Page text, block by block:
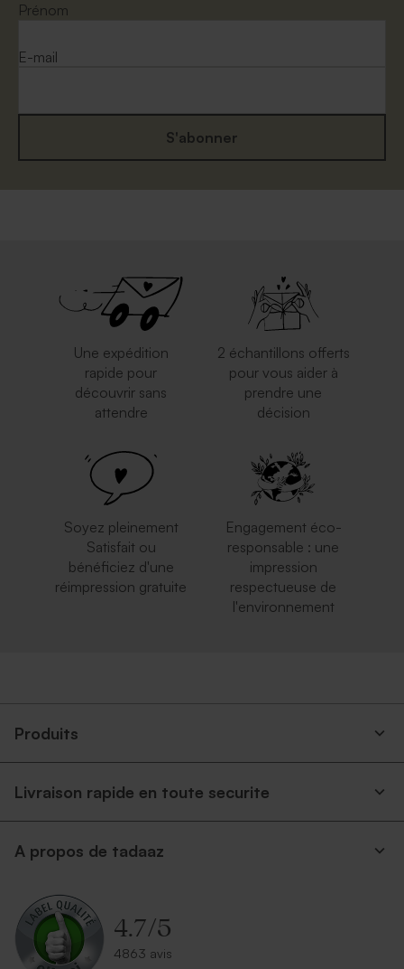
Prénom
E-mail
S'abonner
Une expédition
rapide pour
découvrir sans
attendre
2 échantillons offerts
pour vous aider à
prendre une
décision
Soyez pleinement
Satisfait ou
bénéficiez d'une
réimpression gratuite
Engagement éco-
responsable : une
impression
respectueuse de
l'environnement
Produits
Livraison rapide en toute securite
A propos de tadaaz
4.7/5
4863 avis